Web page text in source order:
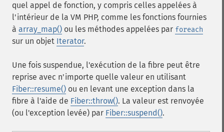
quel appel de fonction, y compris celles appelées à
l'intérieur de la VM PHP, comme les fonctions fournies
à array_map() ou les méthodes appelées par foreach
sur un objet Iterator.
Une fois suspendue, l'exécution de la fibre peut être
reprise avec n'importe quelle valeur en utilisant
Fiber::resume() ou en levant une exception dans la
fibre à l'aide de Fiber::throw(). La valeur est renvoyée
(ou l'exception levée) par Fiber::suspend().